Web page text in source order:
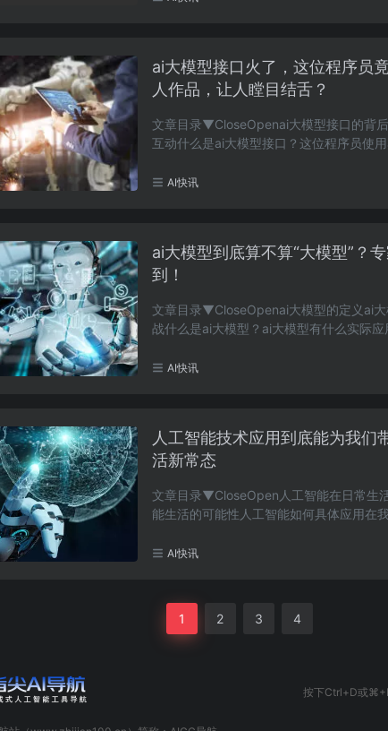
ai大模型接口火了，这位程序员
人作品，让人瞠目结舌？
文章目录▼CloseOpenai大模型接口的背
互动什么是ai大模型接口？这位程序员使
AI快讯
ai大模型到底算不算“大模型”？
到！
文章目录▼CloseOpenai大模型的定义ai
战什么是ai大模型？ai大模型有什么实际
AI快讯
人工智能技术应用到底能为我们
活新常态
文章目录▼CloseOpen人工智能在日常生
能生活的可能性人工智能如何具体应用在
AI快讯
1 2 3 4
按下Ctrl+D或